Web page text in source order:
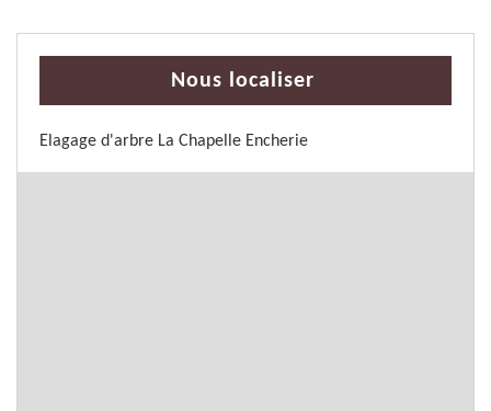
Nous localiser
Elagage d'arbre La Chapelle Encherie